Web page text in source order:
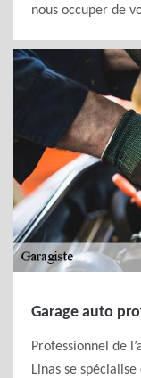
nous occuper de
Garage auto
Professionnel de
Linas se